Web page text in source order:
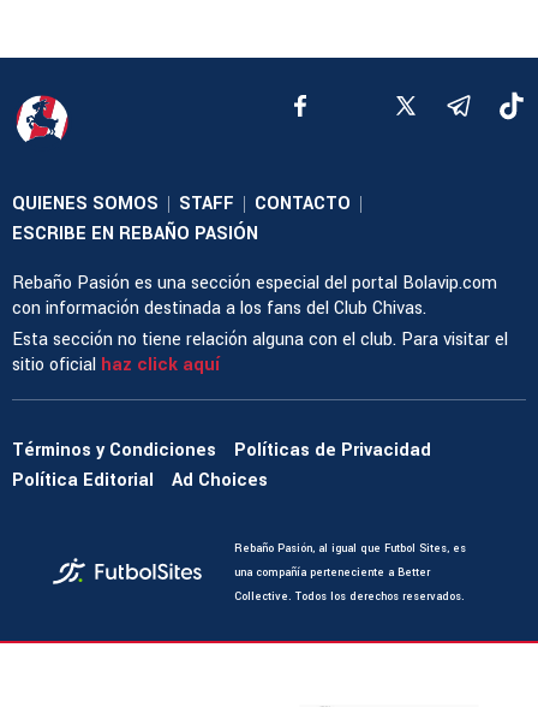
QUIENES SOMOS | STAFF | CONTACTO |
ESCRIBE EN REBAÑO PASIÓN
Rebaño Pasión es una sección especial del portal Bolavip.com
con información destinada a los fans del Club Chivas.
Esta sección no tiene relación alguna con el club. Para visitar el
sitio oficial haz click aquí
Términos y Condiciones
Políticas de Privacidad
Política Editorial
Ad Choices
Rebaño Pasión, al igual que Futbol Sites, es
una compañía perteneciente a Better
Collective. Todos los derechos reservados.